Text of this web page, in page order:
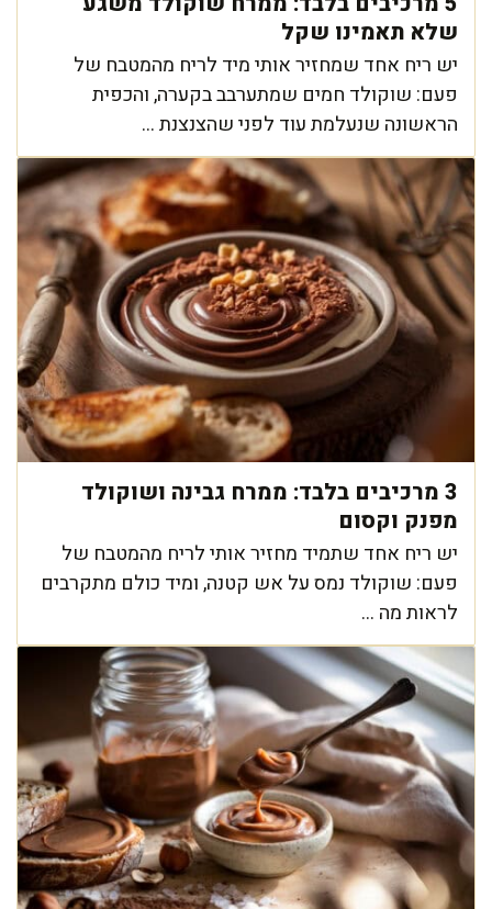
שלא תאמינו שקל
יש ריח אחד שמחזיר אותי מיד לריח מהמטבח של
פעם: שוקולד חמים שמתערבב בקערה, והכפית
הראשונה שנעלמת עוד לפני שהצנצנת ...
3 מרכיבים בלבד: ממרח גבינה ושוקולד
מפנק וקסום
יש ריח אחד שתמיד מחזיר אותי לריח מהמטבח של
פעם: שוקולד נמס על אש קטנה, ומיד כולם מתקרבים
לראות מה ...